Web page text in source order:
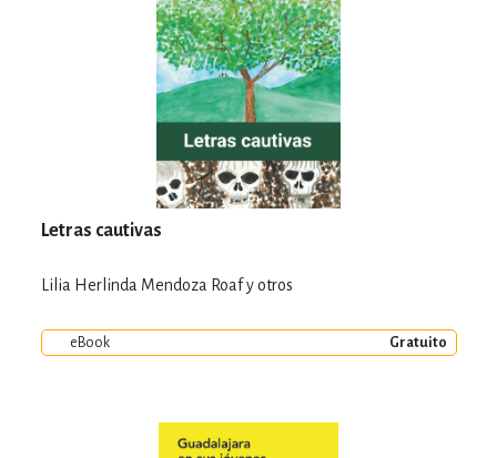
Letras cautivas
Lilia Herlinda Mendoza Roaf y otros
eBook Gratuito